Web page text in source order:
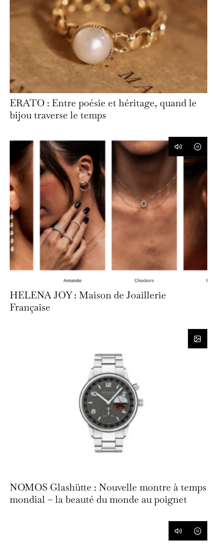
ERATO : Entre poésie et héritage, quand le
bijou traverse le temps
HELENA JOY : Maison de Joaillerie
Française
NOMOS Glashütte : Nouvelle montre à temps
mondial – la beauté du monde au poignet